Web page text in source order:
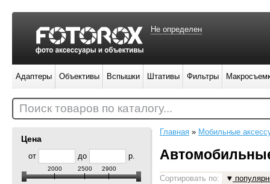
Цена
от до р.
2000 2500 2900
Главная » Мобильные
Сортировать по:
Не определен
Адаптеры Объективы Вспышки Штативы Фильтры
Поиск товаров по каталогу...